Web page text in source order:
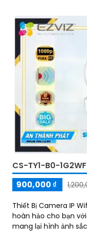
CS-TY1-B0-
900,000 ₫
Thiết Bị Camera IP
hoàn hảo cho bạn
mang lại hình ảnh